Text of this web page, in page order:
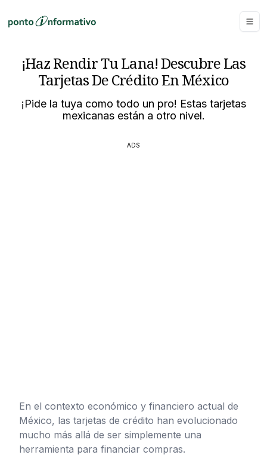
¡Haz Rendir Tu Lana! Descubre Las
Tarjetas De Crédito En México
¡Pide la tuya como todo un pro! Estas tarjetas
mexicanas están a otro nivel.
ADS
En el contexto económico y financiero actual de
México, las tarjetas de crédito han evolucionado
mucho más allá de ser simplemente una
herramienta para financiar compras.